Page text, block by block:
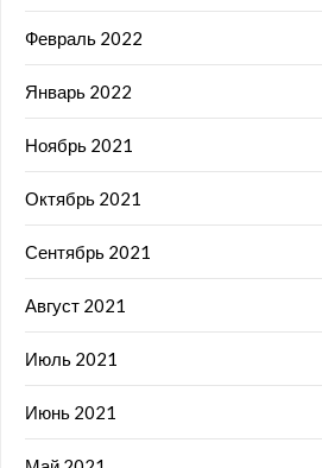
Февраль 2022
Январь 2022
Ноябрь 2021
Октябрь 2021
Сентябрь 2021
Август 2021
Июль 2021
Июнь 2021